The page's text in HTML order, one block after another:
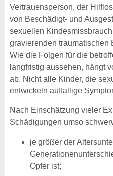
Vertrauensperson, der
von Beschädigt- und
sexuellen
gravierenden traumatischen
Wie die Folgen für die
langfristig aussehen, hängt
ab. Nicht alle Kinder, die
entwickeln auffällige
Nach Einschätzung vieler
Schädigungen umso
je größer der
Opfer ist;